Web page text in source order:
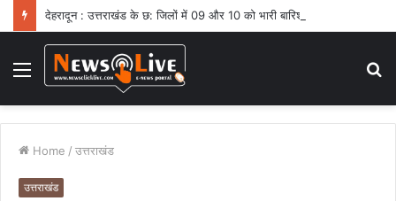
Menu
Home / उत्तराखंड
उत्तराखंड